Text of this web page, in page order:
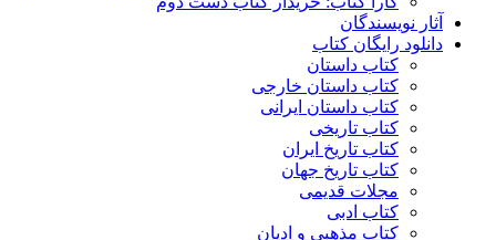
آثار نویسندگان
دانلود رایگان کتاب
کتاب داستان
کتاب داستان خارجی
کتاب داستان ایرانی
کتاب تاریخی
کتاب تاریخ ایران
کتاب تاریخ جهان
مجلات قدیمی
کتاب ادبی
کتاب مذهبی و ادیان